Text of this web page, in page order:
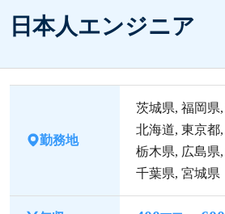
日本人エンジニア
勤務地
茨城県, 福岡県,
北海道, 東京都,
栃木県, 広島県,
千葉県, 宮城県